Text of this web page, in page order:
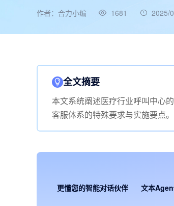
作者：合力小编 1681 2025/
全文摘要
本文系统阐述医疗行业呼叫中心
客服体系的特殊要求与实施要点
更懂您的智能对话伙伴 文本